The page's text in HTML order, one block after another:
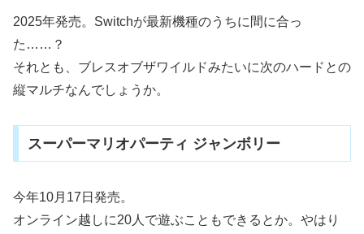
2025年発売。Switchが最新機種のうちに間に合っ
た……？
それとも、ブレスオブザワイルドみたいに次のハードとの
縦マルチなんでしょうか。
スーパーマリオパーティ ジャンボリー
今年10月17日発売。
オンライン越しに20人で遊ぶこともできるとか。やはり